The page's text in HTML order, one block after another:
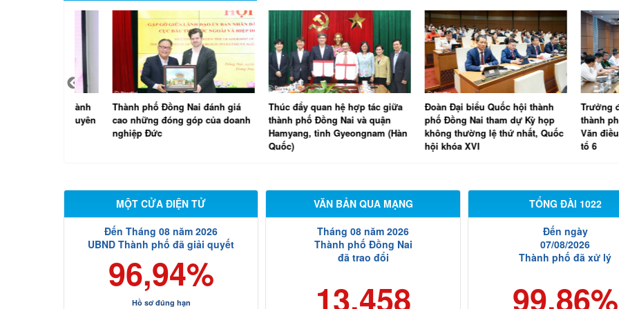
Thành phố Đồng Nai đánh giá
cao những đóng góp của doanh
nghiệp Đức
Thúc đẩy quan hệ hợp tác giữa
thành phố Đồng Nai và quận
Hamyang, tỉnh Gyeongnam (Hàn
Đoàn Đại biểu Quốc hội thành
phố Đồng Nai tham dự Kỳ họp
không thường lệ thứ nhất, Quốc
hội khóa XVI
Trưởng đoàn
thành phố
Văn điều hành
MỘT CỬA ĐIỆN TỬ
Đến Tháng 08 năm 2026
UBND Thành phố đã giải quyết
96,94%
Hồ sơ đúng hạn
VĂN BẢN QUA MẠNG
Tháng 08 năm 2026
Thành phố Đồng Nai
đã trao đổi
13.458
TỔNG ĐÀI 1022
Đến ngày
07/08/2026
Thành phố đã xử lý
99.86%